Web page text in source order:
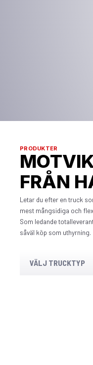
PRODUKTER
FRÅN
Letar du efter en truck
mest mångsidiga och
Som ledande
såväl köp som uthyrning.
VÄLJ TRUCKTYP